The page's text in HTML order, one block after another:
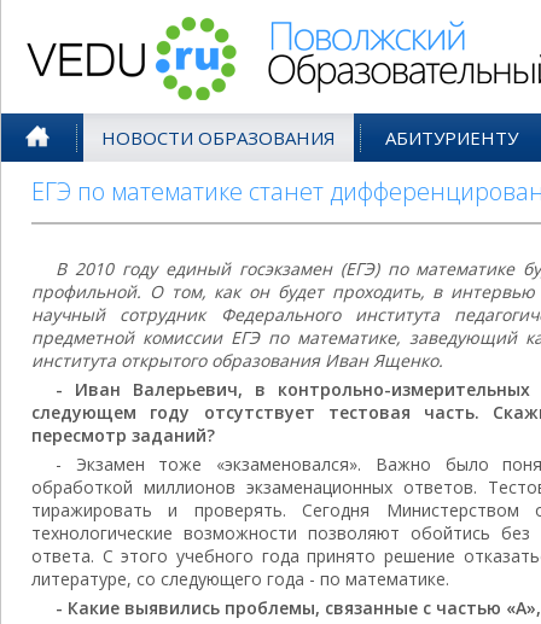
НОВОСТИ ОБРАЗОВАНИЯ АБИТУРИЕНТУ
ЕГЭ по математике станет
В 2010 году единый госэкзамен (ЕГЭ) по математике
профильной. О том, как он будет проходить, в
научный сотрудник Федерального института
предметной комиссии ЕГЭ по математике, заведующий
института открытого образования Иван Ященко.
- Иван Валерьевич, в контрольно-
следующем году отсутствует тестовая часть.
пересмотр заданий?
- Экзамен тоже «экзаменовался». Важно было
обработкой миллионов экзаменационных ответов.
тиражировать и проверять. Сегодня Министерством
технологические возможности позволяют обойтись
ответа. С этого учебного года принято решение
литературе, со следующего года - по математике.
- Какие выявились проблемы, связанные с частью